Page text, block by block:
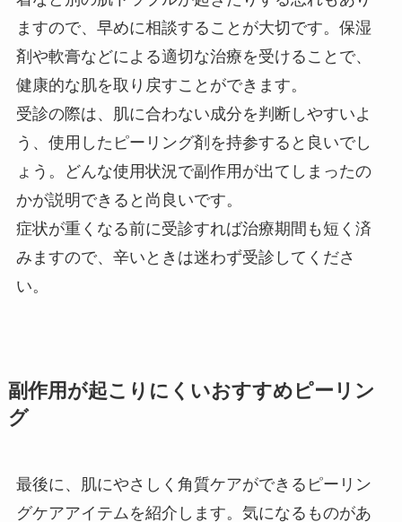
ますので、早めに相談することが大切です。保湿
剤や軟膏などによる適切な治療を受けることで、
健康的な肌を取り戻すことができます。
受診の際は、肌に合わない成分を判断しやすいよ
う、使用したピーリング剤を持参すると良いでし
ょう。どんな使用状況で副作用が出てしまったの
かが説明できると尚良いです。
症状が重くなる前に受診すれば治療期間も短く済
みますので、辛いときは迷わず受診してくださ
い。
副作用が起こりにくいおすすめピーリン
グ
最後に、肌にやさしく角質ケアができるピーリン
グケアアイテムを紹介します。気になるものがあ